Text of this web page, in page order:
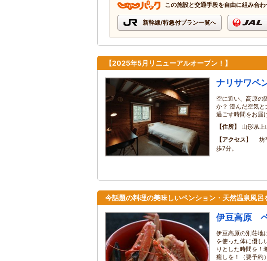
この施設と交通手段を自由に組み合
新幹線/特急付プラン一覧へ
【2025年5月リニューアルオープン！】
ナリサワペ
空に近い、高原の
か？ 澄んだ空気と
過ごす時間をお
住所
山形県
アクセス
坊
歩7分。
今話題の料理の美味しいペンション・天然温泉風呂
伊豆高原
伊豆高原の別荘地
を使った体に優し
りとした時間を！
癒しを！（要予約）